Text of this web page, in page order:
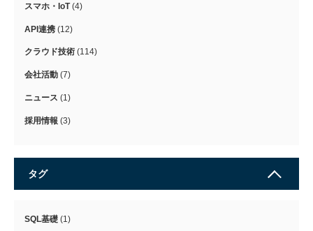
スマホ・IoT(4)
API連携 (12)
クラウド技術 (114)
会社活動 (7)
ニュース (1)
採用情報 (3)
タグ
SQL基礎 (1)